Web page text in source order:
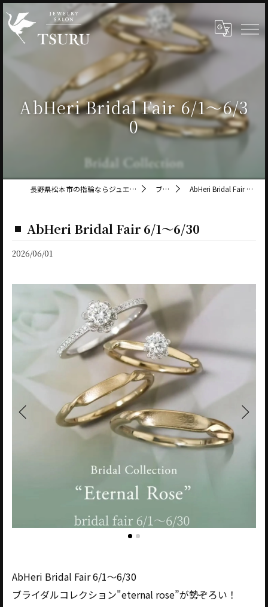
AbHeri Bridal Fair 6/1～6/3
0
長野県松本市の指輪ならジュエリーサロン鶴 ブログ AbHeri Bridal Fair 6/1～6/30
AbHeri Bridal Fair 6/1～6/30
2026/06/01
AbHeri Bridal Fair 6/1～6/30
ブライダルコレクション"eternal rose”が勢ぞろい！